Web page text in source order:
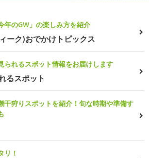
年のGW」の楽しみ方を紹介
ーク)おでかけトピックス
られるスポット情報をお届けします
るスポット
干狩りスポットを紹介！旬な時期や準備す
リ！